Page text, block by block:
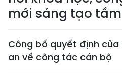
mới sáng tạo
Công bố quyết định của
an về công tác cán bộ